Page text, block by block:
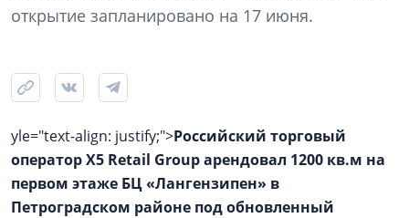
открытие запланировано на 17 июня.
yle="text-align: justify;">Российский торговый
оператор X5 Retail Group арендовал 1200 кв.м на
первом этаже БЦ «Лангензипен» в
Петроградском районе под обновленный